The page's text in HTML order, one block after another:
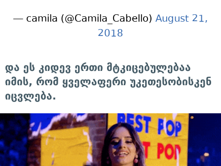
— camila (@Camila_Cabello) August 21,
2018
და ეს კიდევ ერთი მტკიცებულებაა
იმის, რომ ყველაფერი უკეთესობისკენ
იცვლება.